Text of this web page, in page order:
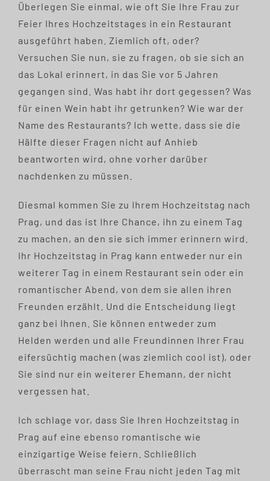
Überlegen Sie einmal, wie oft Sie Ihre Frau zur
Feier Ihres Hochzeitstages in ein Restaurant
ausgeführt haben. Ziemlich oft, oder?
Versuchen Sie nun, sie zu fragen, ob sie sich an
das Lokal erinnert, in das Sie vor 5 Jahren
gegangen sind. Was habt ihr dort gegessen? Was
für einen Wein habt ihr getrunken? Wie war der
Name des Restaurants? Ich wette, dass sie die
Hälfte dieser Fragen nicht auf Anhieb
beantworten wird, ohne vorher darüber
nachdenken zu müssen.
Diesmal kommen Sie zu Ihrem Hochzeitstag nach
Prag, und das ist Ihre Chance, ihn zu einem Tag
zu machen, an den sie sich immer erinnern wird.
Ihr Hochzeitstag in Prag kann entweder nur ein
weiterer Tag in einem Restaurant sein oder ein
romantischer Abend, von dem sie allen ihren
Freunden erzählt. Und die Entscheidung liegt
ganz bei Ihnen. Sie können entweder zum
Helden werden und alle Freundinnen Ihrer Frau
eifersüchtig machen (was ziemlich cool ist), oder
Sie sind nur ein weiterer Ehemann, der nicht
vergessen hat.
Ich schlage vor, dass Sie Ihren Hochzeitstag in
Prag auf eine ebenso romantische wie
einzigartige Weise feiern. Schließlich
überrascht man seine Frau nicht jeden Tag mit